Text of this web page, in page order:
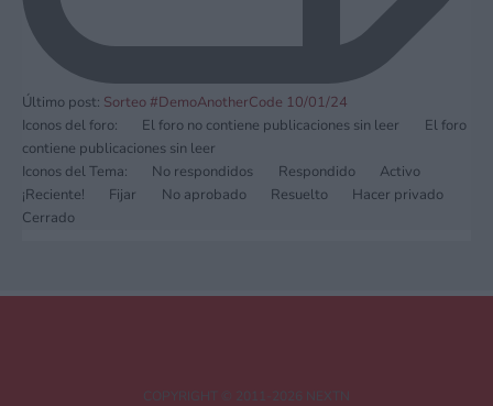
Último post: Sorteo #DemoAnotherCode 10/01/24
Iconos del foro:
El foro no contiene publicaciones sin leer
El foro
contiene publicaciones sin leer
Iconos del Tema:
No respondidos Respondido
Activo
¡Reciente!
Fijar No aprobado Resuelto
Hacer privado
Cerrado